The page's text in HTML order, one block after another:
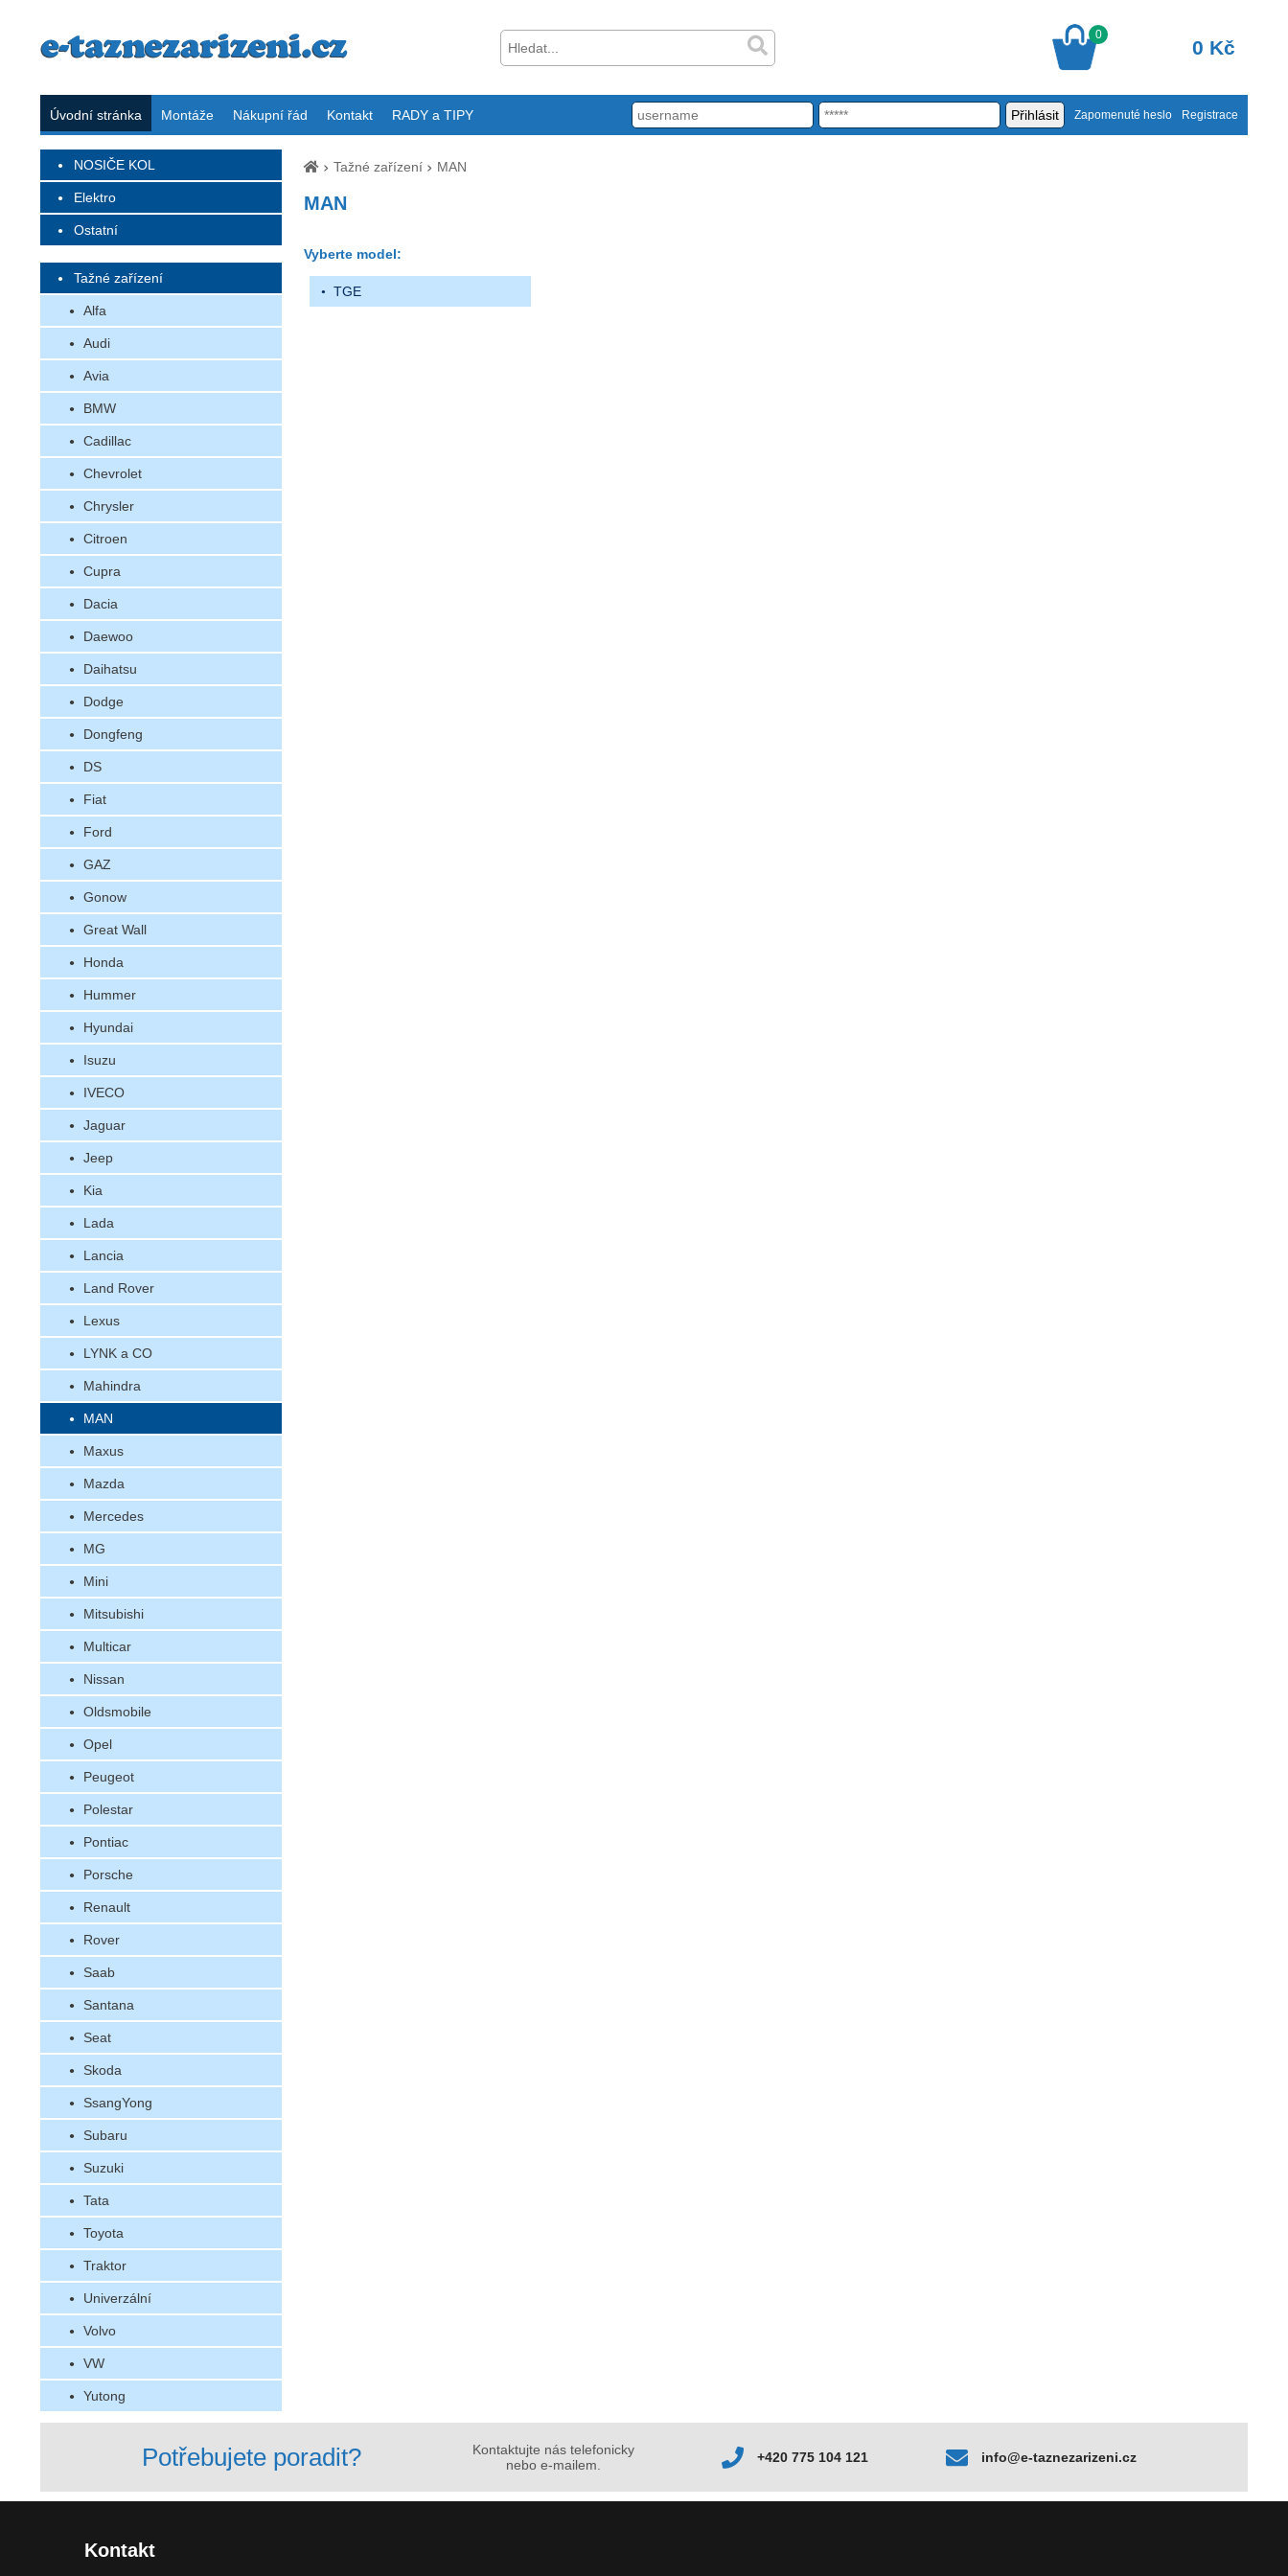
0
0 Kč
Úvodní stránka Montáže Nákupní řád Kontakt RADY a TIPY Zapomenuté heslo Registrace
NOSIČE KOL
Elektro
Ostatní
Tažné zařízení
Alfa
Audi
Avia
BMW
Cadillac
Chevrolet
Chrysler
Citroen
Cupra
Dacia
Daewoo
Daihatsu
Dodge
Dongfeng
DS
Fiat
Ford
GAZ
Gonow
Great Wall
Honda
Hummer
Hyundai
Isuzu
IVECO
Jaguar
Jeep
Kia
Lada
Lancia
Land Rover
Lexus
LYNK a CO
Mahindra
MAN
Maxus
Mazda
Mercedes
MG
Mini
Mitsubishi
Multicar
Nissan
Oldsmobile
Opel
Peugeot
Polestar
Pontiac
Porsche
Renault
Rover
Saab
Santana
Seat
Skoda
SsangYong
Subaru
Suzuki
Tata
Toyota
Traktor
Univerzální
Volvo
VW
Yutong
Tažné zařízení MAN
MAN
Vyberte model:
TGE
Potřebujete poradit?
Kontaktujte nás telefonicky
nebo e-mailem.
+420 775 104 121 info@e-taznezarizeni.cz
Kontakt